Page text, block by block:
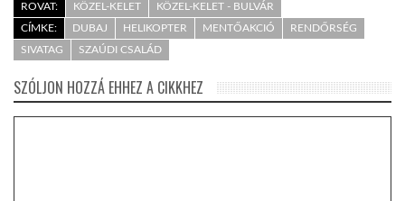
ROVAT: KÖZEL-KELET
KÖZEL-KELET - BULVÁR
CÍMKE:
DUBAJ HELIKOPTER MENTŐAKCIÓ
RENDŐRSÉG
SIVATAG
SZAÚDI CSALÁD
SZÓLJON HOZZÁ EHHEZ A CIKKHEZ